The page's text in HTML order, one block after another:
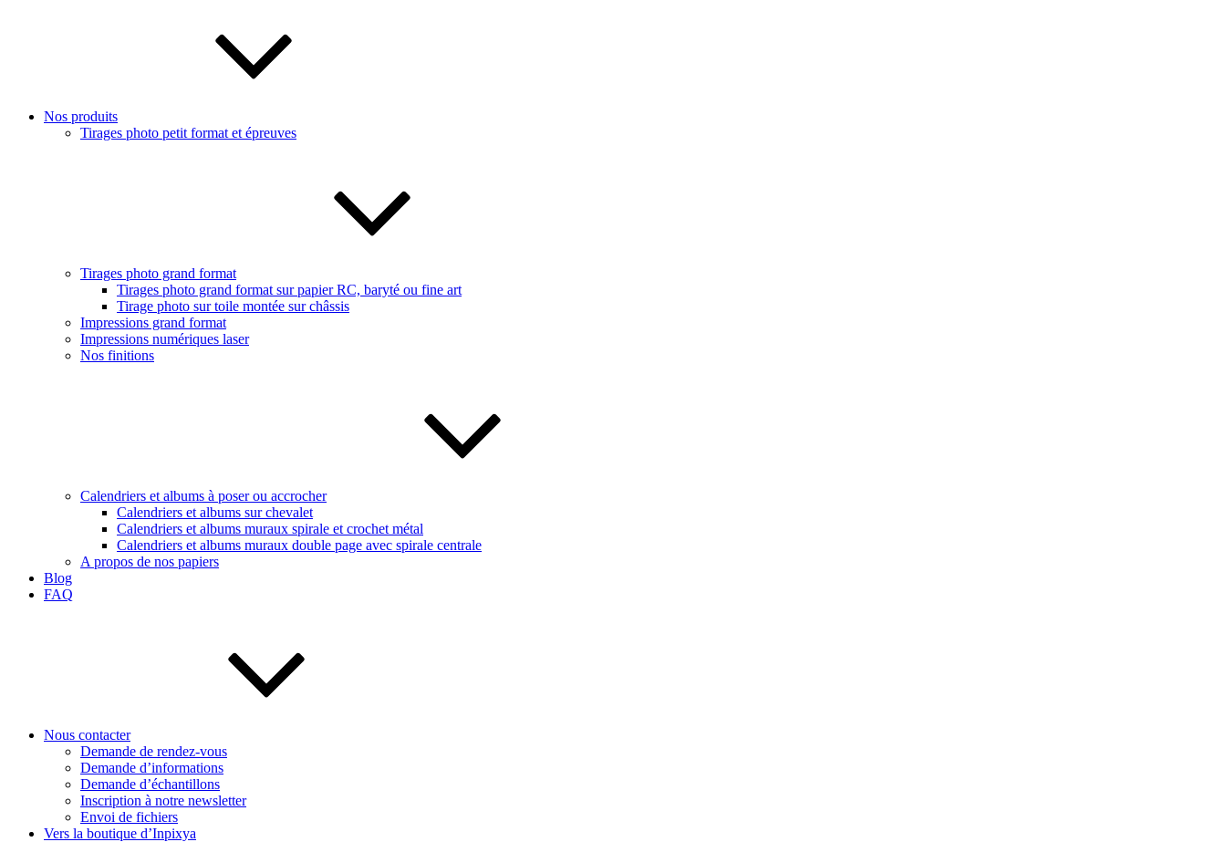
Nos produits
Tirages photo petit format et épreuves
Tirages photo grand format
Tirages photo grand format sur papier RC, baryté ou fine art
Tirage photo sur toile montée sur châssis
Impressions grand format
Impressions numériques laser
Nos finitions
Calendriers et albums à poser ou accrocher
Calendriers et albums sur chevalet
Calendriers et albums muraux spirale et crochet métal
Calendriers et albums muraux double page avec spirale centrale
A propos de nos papiers
Blog
FAQ
Nous contacter
Demande de rendez-vous
Demande d’informations
Demande d’échantillons
Inscription à notre newsletter
Envoi de fichiers
Vers la boutique d’Inpixya